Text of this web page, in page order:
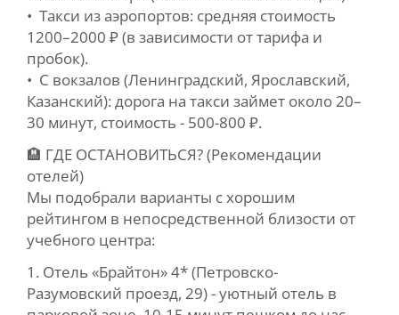
• Такси из аэропортов: средняя стоимость
1200–2000 ₽ (в зависимости от тарифа и
пробок).
• С вокзалов (Ленинградский, Ярославский,
Казанский): дорога на такси займет около 20–
30 минут, стоимость - 500-800 ₽.
🏨 ГДЕ ОСТАНОВИТЬСЯ? (Рекомендации
отелей)
Мы подобрали варианты с хорошим
рейтингом в непосредственной близости от
учебного центра:
1. Отель «Брайтон» 4* (Петровско-
Разумовский проезд, 29) - уютный отель в